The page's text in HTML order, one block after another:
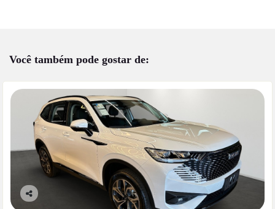
Você também pode gostar de: